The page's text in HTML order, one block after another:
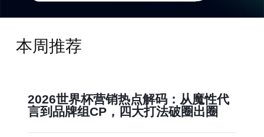
本周推荐
2026世界杯营销热点解码：从魔性代
言到品牌组CP，四大打法破圈出圈